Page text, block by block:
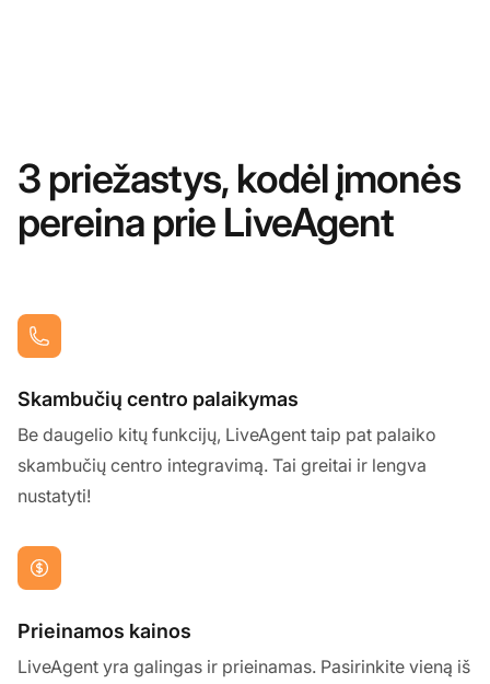
3 priežastys, kodėl įmonės
pereina prie LiveAgent
Skambučių centro palaikymas
Be daugelio kitų funkcijų, LiveAgent taip pat palaiko
skambučių centro integravimą. Tai greitai ir lengva
nustatyti!
Prieinamos kainos
LiveAgent yra galingas ir prieinamas. Pasirinkite vieną iš